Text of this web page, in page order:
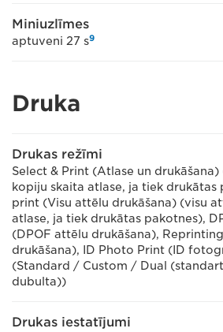
Miniuzlīmes
aptuveni 27 s9
Druka
Drukas režīmi
Select & Print (Atlase un
kopiju skaita atlase, ja tiek drukātas
print (Visu attēlu drukāšana) (visu
atlase, ja tiek drukātas pakotnes),
(DPOF attēlu drukāšana),
drukāšana), ID Photo Print (ID
(Standard / Custom / Dual
dubulta))
Drukas iestatījumi